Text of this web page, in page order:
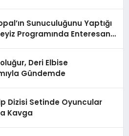
Sunuculuğunu Yaptığı
Programında Enteresan
Deri Elbise
Gündemde
Dizisi Setinde Oyuncular
Kavga